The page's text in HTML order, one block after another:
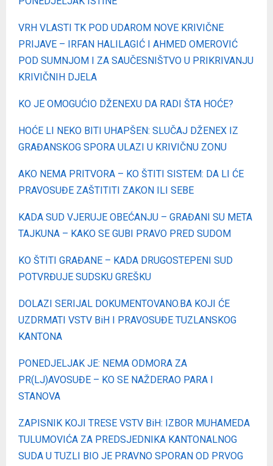
VRH VLASTI TK POD UDAROM NOVE KRIVIČNE
PRIJAVE – IRFAN HALILAGIĆ I AHMED OMEROVIĆ
POD SUMNJOM I ZA SAUČESNIŠTVO U PRIKRIVANJU
KRIVIČNIH DJELA
KO JE OMOGUĆIO DŽENEXU DA RADI ŠTA HOĆE?
HOĆE LI NEKO BITI UHAPŠEN: SLUČAJ DŽENEX IZ
GRAĐANSKOG SPORA ULAZI U KRIVIČNU ZONU
AKO NEMA PRITVORA – KO ŠTITI SISTEM: DA LI ĆE
PRAVOSUĐE ZAŠTITITI ZAKON ILI SEBE
KADA SUD VJERUJE OBEĆANJU – GRAĐANI SU META
TAJKUNA – KAKO SE GUBI PRAVO PRED SUDOM
KO ŠTITI GRAĐANE – KADA DRUGOSTEPENI SUD
POTVRĐUJE SUDSKU GREŠKU
DOLAZI SERIJAL DOKUMENTOVANO.BA KOJI ĆE
UZDRMATI VSTV BiH I PRAVOSUĐE TUZLANSKOG
KANTONA
PONEDJELJAK JE: NEMA ODMORA ZA
PR(LJ)AVOSUĐE – KO SE NAŽDERAO PARA I
STANOVA
ZAPISNIK KOJI TRESE VSTV BiH: IZBOR MUHAMEDA
TULUMOVIĆA ZA PREDSJEDNIKA KANTONALNOG
SUDA U TUZLI BIO JE PRAVNO SPORAN OD PRVOG